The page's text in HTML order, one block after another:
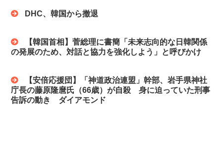
DHC、韓国から撤退
の発展のため、対話と協力を強化しよう」と呼びかけ
庁長の藤原隆麿氏（66歳）が自殺 身に迫っていた刑事
告訴の動き ダイアモンド